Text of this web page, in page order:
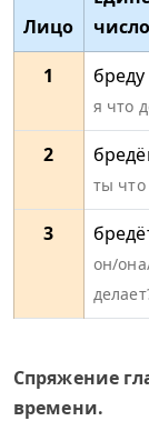
Лицо
число
1
бреду
я что
2
ты
3
он/
Спряжение
времени.